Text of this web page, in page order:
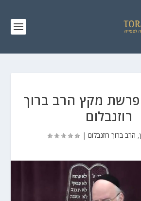
פרשת מקץ הרב ברוך
רוזנבלום
, הרב ברוך רוזנבלום |